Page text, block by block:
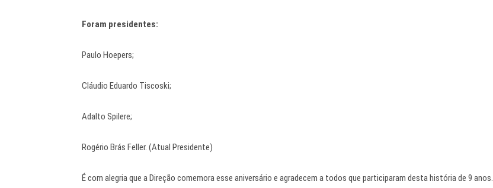
Foram presidentes:
Paulo Hoepers;
Cláudio Eduardo Tiscoski;
Adalto Spilere;
Rogério Brás Feller. (Atual Presidente)
É com alegria que a Direção comemora esse aniversário e agradecem a todos que participaram desta história de 9 anos.